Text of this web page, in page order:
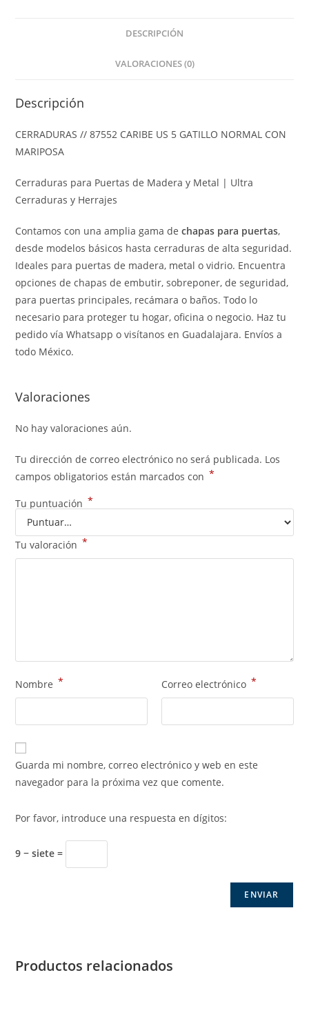
DESCRIPCIÓN
VALORACIONES (0)
Descripción
CERRADURAS // 87552 CARIBE US 5 GATILLO NORMAL CON
MARIPOSA
Cerraduras para Puertas de Madera y Metal | Ultra
Cerraduras y Herrajes
Contamos con una amplia gama dechapas para puertas,
desde modelos básicos hasta cerraduras de alta seguridad.
Ideales para puertas de madera, metal o vidrio. Encuentra
opciones de chapas de embutir, sobreponer, de seguridad,
para puertas principales, recámara o baños. Todo lo
necesario para proteger tu hogar, oficina o negocio. Haz tu
pedido vía Whatsapp o visítanos en Guadalajara. Envíos a
todo México.
Valoraciones
No hay valoraciones aún.
Tu dirección de correo electrónico no será publicada. Los
campos obligatorios están marcados con *
Tu puntuación *
Tu valoración *
Nombre * Correo electrónico *
Guarda mi nombre, correo electrónico y web en este
navegador para la próxima vez que comente.
Por favor, introduce una respuesta en dígitos:
9 − siete =
Productos relacionados